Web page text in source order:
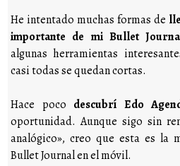
He intentado muchas formas de
importante de mi Bullet
algunas herramientas
casi todas se quedan cortas.
Hace poco descubrí Edo
oportunidad. Aunque sigo sin
analógico», creo que esta es la
Bullet Journal en el móvil.